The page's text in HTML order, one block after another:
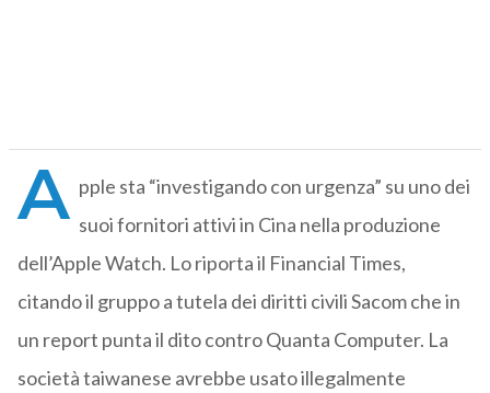
A pple sta “investigando con urgenza” su uno dei
suoi fornitori attivi in Cina nella produzione
dell’Apple Watch. Lo riporta il Financial Times,
citando il gruppo a tutela dei diritti civili Sacom che in
un report punta il dito contro Quanta Computer. La
società taiwanese avrebbe usato illegalmente